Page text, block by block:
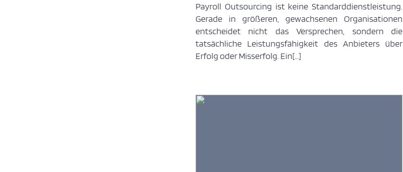
Payroll Outsourcing ist keine Standarddienstleistung.
Gerade in größeren, gewachsenen Organisationen
entscheidet nicht das Versprechen, sondern die
tatsächliche Leistungsfähigkeit des Anbieters über
Erfolg oder Misserfolg. Ein[…]